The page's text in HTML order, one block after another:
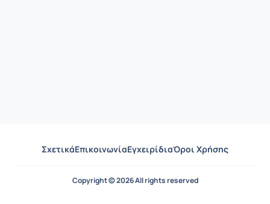
ΣχετικάΕπικοινωνίαΕγχειρίδιαΌροι Χρήσης
Copyright © 2026 All rights reserved